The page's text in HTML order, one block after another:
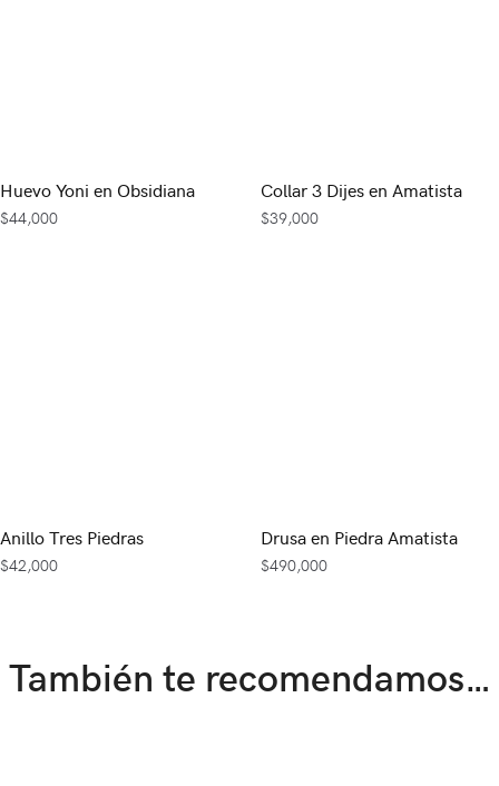
Huevo Yoni en Obsidiana
$44,000
Collar 3 Dijes en Amatista
$39,000
Anillo Tres Piedras
$42,000
Drusa en Piedra Amatista
$490,000
También te recomendamos…